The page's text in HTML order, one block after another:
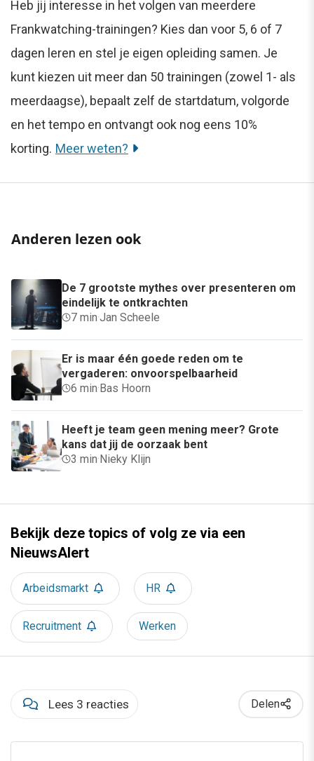
Heb jij interesse in het volgen van meerdere
Frankwatching-trainingen? Kies dan voor 5, 6 of 7
dagen leren en stel je eigen opleiding samen. Je
kunt kiezen uit meer dan 50 trainingen (zowel 1- als
meerdaagse), bepaalt zelf de startdatum, volgorde
en het tempo en ontvangt ook nog eens 10%
korting. Meer weten?
Anderen lezen ook
De 7 grootste mythes over presenteren om
eindelijk te ontkrachten
7 min·Jan Scheele
Er is maar één goede reden om te
vergaderen: onvoorspelbaarheid
6 min·Bas Hoorn
Heeft je team geen mening meer? Grote
kans dat jij de oorzaak bent
3 min·Nieky Klijn
Bekijk deze topics of volg ze via een
NieuwsAlert
Arbeidsmarkt HR
Recruitment Werken
Lees 3 reacties Delen